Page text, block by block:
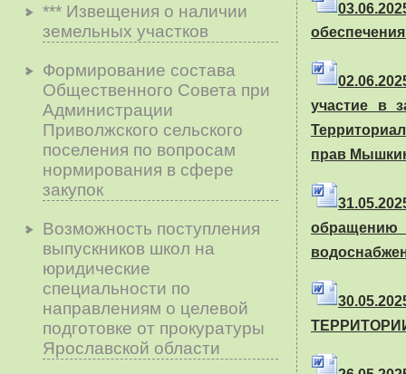
*** Извещения о наличии
земельных участков
Формирование состава
Общественного Совета при
Администрации
Приволжского сельского
поселения по вопросам
нopмиpoвaния в cфepe
зaкyпoк
Возможность поступления
выпускников школ на
юридические
специальности по
направлениям о целевой
подготовке от прокуратуры
Ярославской области
участие в
прав